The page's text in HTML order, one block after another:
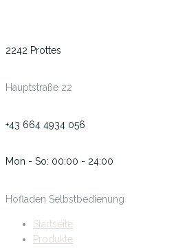
2242 Prottes
Hauptstraße 22
+43 664 4934 056
Mon - So: 00:00 - 24:00
Hofladen Selbstbedienung
Startseite
Produkte